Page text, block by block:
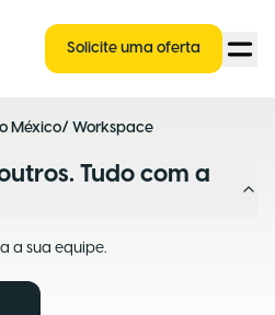
Solicite uma oferta
México/ Workspace
Tudo com a
a sua equipe.